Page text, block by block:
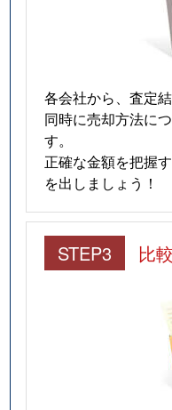
各会社から、査定
同時に売却方法に
す。
正確な金額を把握
を出しましょう！
STEP3 比